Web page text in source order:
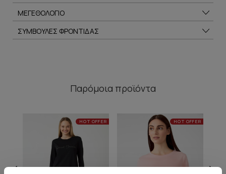
ΜΕΓΕΘΟΛΟΓΙΟ
ΣΥΜΒΟΥΛΕΣ ΦΡΟΝΤΙΔΑΣ
Παρόμοια προϊόντα
HOT OFFER HOT OFFER